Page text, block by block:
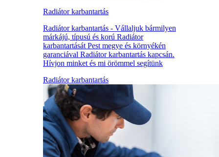
Radiátor karbantartás
Radiátor karbantartás - Vállaljuk bármilyen
márkájú, típusú és korú Radiátor
karbantartását Pest megye és környékén
garanciával Radiátor karbantartás kapcsán.
Hívjon minket és mi örömmel segítünk
Radiátor karbantartás